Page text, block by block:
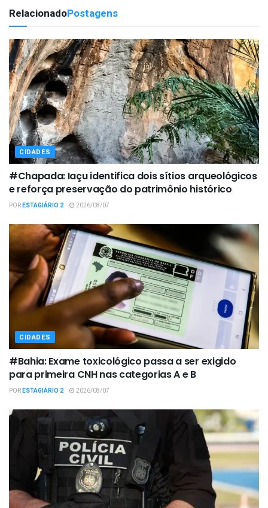
RelacionadoPostagens
CIDADES
#Chapada: Iaçu identifica dois sítios arqueológicos
e reforça preservação do patrimônio histórico
PORESTAGIÁRIO 2 2026/08/07
CIDADES
#Bahia: Exame toxicológico passa a ser exigido
para primeira CNH nas categorias A e B
PORESTAGIÁRIO 2 2026/08/07